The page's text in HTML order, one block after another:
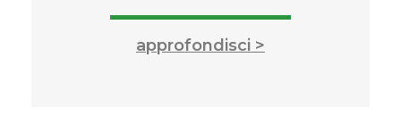
approfondisci >